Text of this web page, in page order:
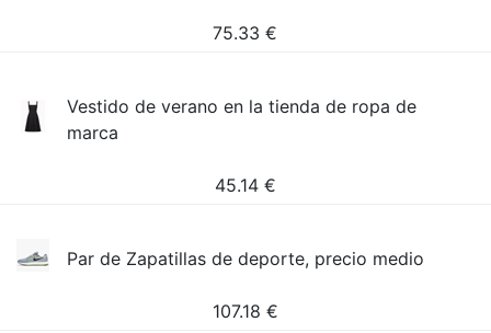
75.33 €
Vestido de verano en la tienda de ropa de
marca
45.14 €
Par de Zapatillas de deporte, precio medio
107.18 €